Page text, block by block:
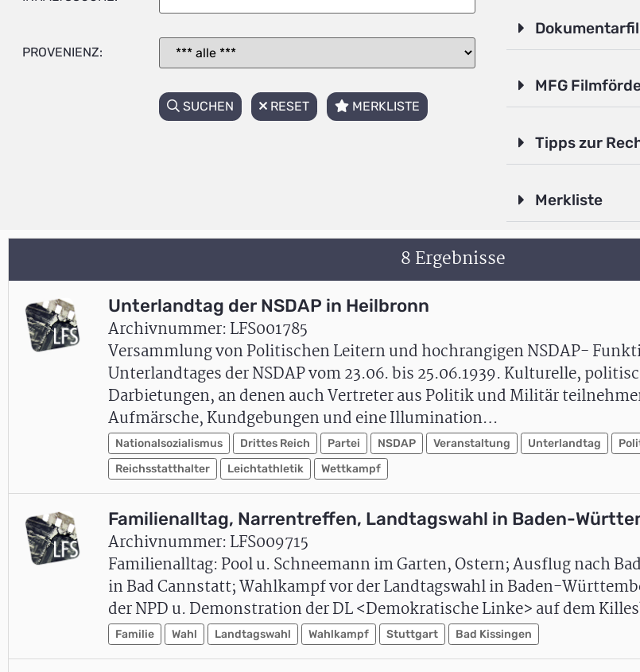
PROVENIENZ:
SUCHEN RESET MERKLISTE
MFG
Tipps zur
Merkliste
8 Ergebnisse
Unterlandtag der NSDAP in Heilbronn
Archivnummer: LFS001785
Versammlung von Politischen Leitern und hochrangigen NSDAP-
Unterlandtages der NSDAP vom 23.06. bis 25.06.1939. Kulturelle,
Darbietungen, an denen auch Vertreter aus Politik und Militär
Aufmärsche, Kundgebungen und eine Illumination…
Nationalsozialismus Drittes Reich Partei NSDAP Veranstaltung Unterlandtag
Reichsstatthalter
Leichtathletik Wettkampf
Familienalltag, Narrentreffen, Landtagswahl in Baden-
Archivnummer: LFS009715
Familienalltag: Pool u. Schneemann im Garten, Ostern; Ausflug nach
in Bad Cannstatt; Wahlkampf vor der Landtagswahl in Baden-
der NPD u. Demonstration der DL <Demokratische Linke> auf dem
Familie Wahl Landtagswahl Wahlkampf Stuttgart Bad Kissingen